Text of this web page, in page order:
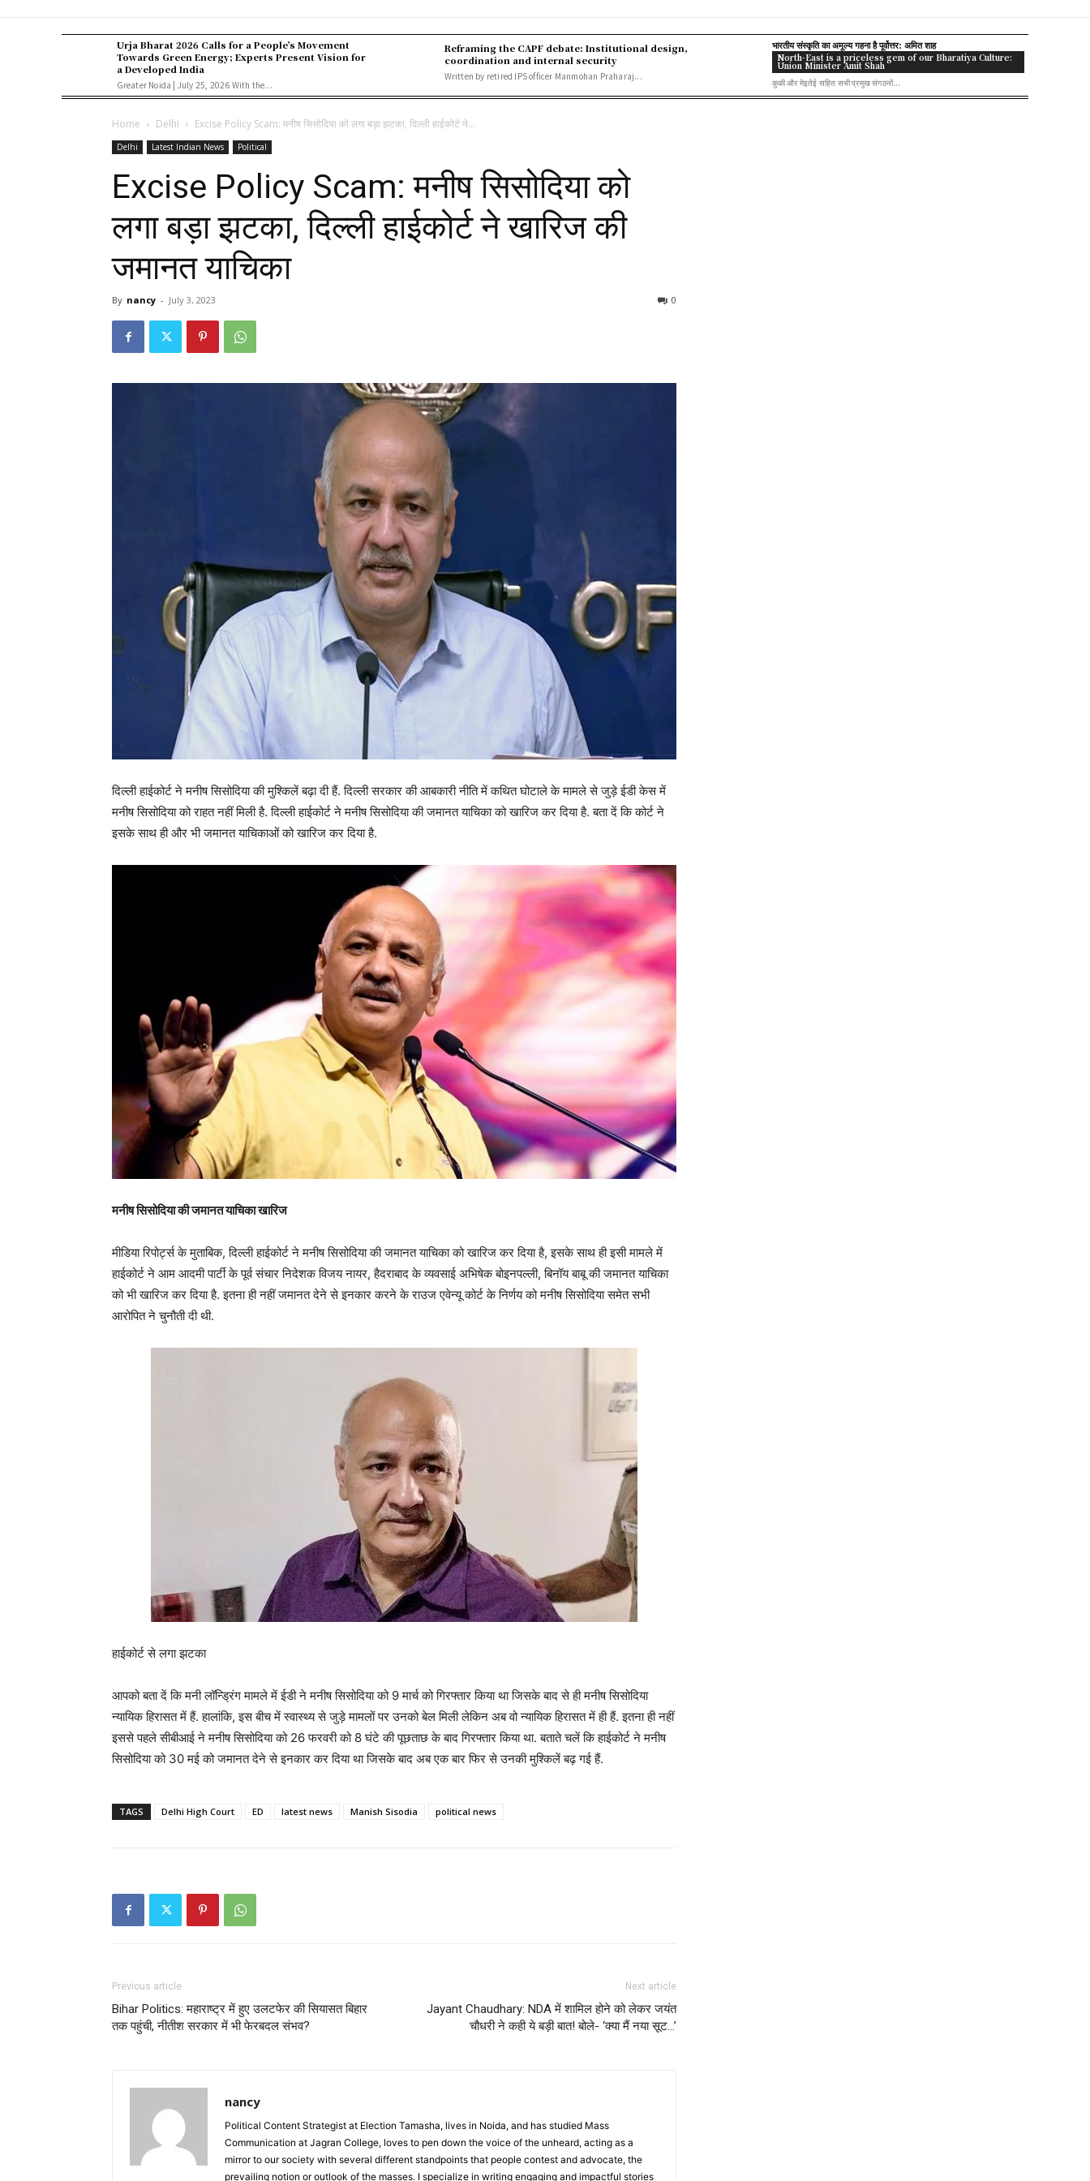
Urja Bharat 2026 Calls for a People’s Movement
Towards Green Energy; Experts Present Vision for
a Developed India
Greater Noida | July 25, 2026 With the...
Reframing the CAPF debate: Institutional design,
coordination and internal security
Written by retired IPS officer Manmohan Praharaj...
भारतीय संस्कृति का अमूल्य गहना है पूर्वोत्तर: अमित शाह
North-East is a priceless gem of our Bharatiya Culture:
Union Minister Amit Shah
कुकी और मेइतेई सहित सभी प्रमुख संगठनों...
Home Delhi Excise Policy Scam: मनीष सिसोदिया को लगा बड़ा झटका, दिल्ली हाईकोर्ट ने...
Delhi Latest Indian News Political
Excise Policy Scam: मनीष सिसोदिया को
लगा बड़ा झटका, दिल्ली हाईकोर्ट ने खारिज की
जमानत याचिका
By nancy - July 3, 2023 0
दिल्ली हाईकोर्ट ने मनीष सिसोदिया की मुश्किलें बढ़ा दी हैं. दिल्ली सरकार की आबकारी नीति में कथित घोटाले के मामले से जुड़े ईडी केस में
मनीष सिसोदिया को राहत नहीं मिली है. दिल्ली हाईकोर्ट ने मनीष सिसोदिया की जमानत याचिका को खारिज कर दिया है. बता दें कि कोर्ट ने
इसके साथ ही और भी जमानत याचिकाओं को खारिज कर दिया है.
मनीष सिसोदिया की जमानत याचिका खारिज
मीडिया रिपोर्ट्स के मुताबिक, दिल्ली हाईकोर्ट ने मनीष सिसोदिया की जमानत याचिका को खारिज कर दिया है, इसके साथ ही इसी मामले में
हाईकोर्ट ने आम आदमी पार्टी के पूर्व संचार निदेशक विजय नायर, हैदराबाद के व्यवसाई अभिषेक बोइनपल्ली, बिनॉय बाबू की जमानत याचिका
को भी खारिज कर दिया है. इतना ही नहीं जमानत देने से इनकार करने के राउज एवेन्यू कोर्ट के निर्णय को मनीष सिसोदिया समेत सभी
आरोपित ने चुनौती दी थी.
हाईकोर्ट से लगा झटका
आपको बता दें कि मनी लॉन्ड्रिंग मामले में ईडी ने मनीष सिसोदिया को 9 मार्च को गिरफ्तार किया था जिसके बाद से ही मनीष सिसोदिया
न्यायिक हिरासत में हैं. हालांकि, इस बीच में स्वास्थ्य से जुड़े मामलों पर उनको बेल मिली लेकिन अब वो न्यायिक हिरासत में ही हैं. इतना ही नहीं
इससे पहले सीबीआई ने मनीष सिसोदिया को 26 फरवरी को 8 घंटे की पूछताछ के बाद गिरफ्तार किया था. बताते चलें कि हाईकोर्ट ने मनीष
सिसोदिया को 30 मई को जमानत देने से इनकार कर दिया था जिसके बाद अब एक बार फिर से उनकी मुश्किलें बढ़ गई हैं.
TAGS Delhi High Court ED latest news Manish Sisodia political news
Previous article
Bihar Politics: महाराष्ट्र में हुए उलटफेर की सियासत बिहार
तक पहुंची, नीतीश सरकार में भी फेरबदल संभव?
Next article
Jayant Chaudhary: NDA में शामिल होने को लेकर जयंत
चौधरी ने कही ये बड़ी बात! बोले- ‘क्या मैं नया सूट…’
nancy
Political Content Strategist at Election Tamasha, lives in Noida, and has studied Mass
Communication at Jagran College, loves to pen down the voice of the unheard, acting as a
mirror to our society with several different standpoints that people contest and advocate, the
prevailing notion or outlook of the masses. I specialize in writing engaging and impactful stories